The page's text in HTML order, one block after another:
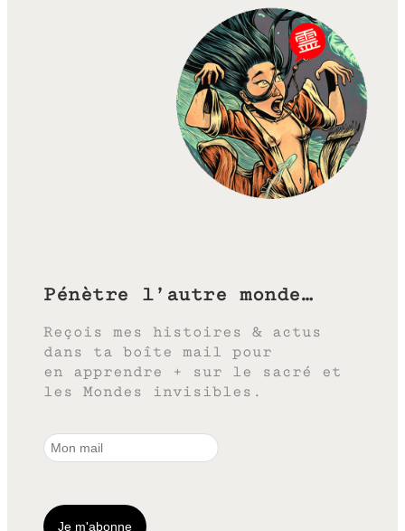
Pénètre l’autre monde…
Reçois mes histoires & actus
dans ta boîte mail pour
en apprendre + sur le sacré et
les Mondes invisibles.